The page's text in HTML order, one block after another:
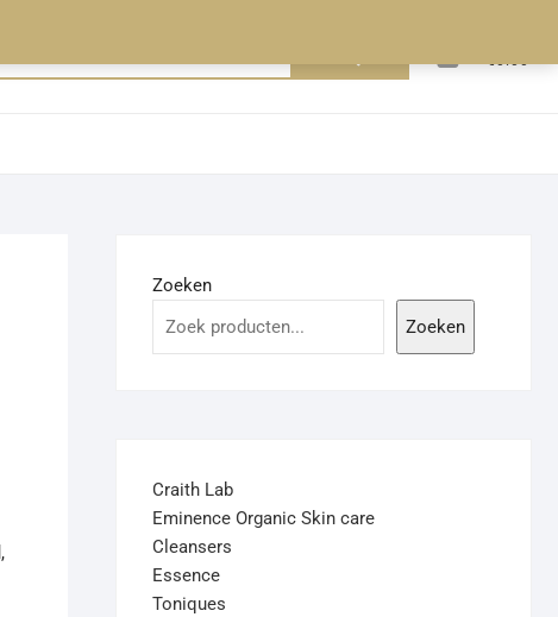
€0.00
,
Zoeken
Zoeken
Craith Lab
Eminence Organic Skin care
Cleansers
Essence
Toniques